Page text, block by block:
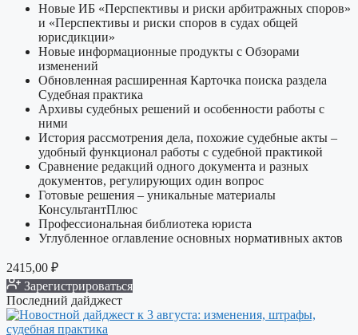
Новые ИБ «Перспективы и риски арбитражных споров»
и «Перспективы и риски споров в судах общей
юрисдикции»
Новые информационные продукты с Обзорами
изменений
Обновленная расширенная Карточка поиска раздела
Судебная практика
Архивы судебных решений и особенности работы с
ними
История рассмотрения дела, похожие судебные акты –
удобный функционал работы с судебной практикой
Сравнение редакций одного документа и разных
документов, регулирующих один вопрос
Готовые решения – уникальные материалы
КонсультантПлюс
Профессиональная библиотека юриста
Углубленное оглавление основных нормативных актов
2415,00 ₽
Зарегистрироваться
Последний дайджест